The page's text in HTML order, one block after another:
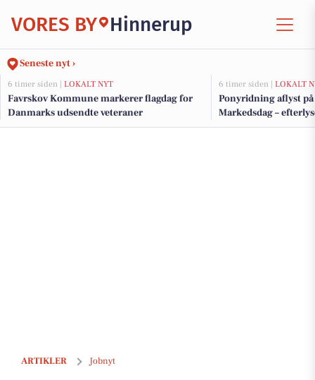
VORES BY Hinnerup
Seneste nyt ›
6 timer siden | LOKALT NYT
Favrskov Kommune markerer flagdag for
Danmarks udsendte veteraner
6 timer siden | LOKALT
Ponyridning aflyst
Markedsdag –
ARTIKLER Jobnyt
It-supporter med onsite-ansvar i Favrskov Kommune